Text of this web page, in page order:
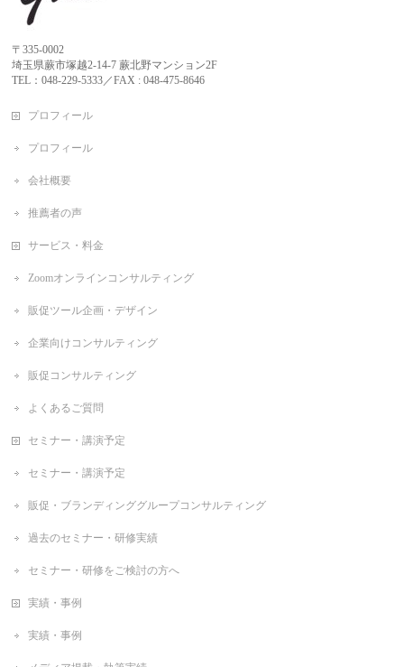
〒335-0002
埼玉県蕨市塚越2-14-7 蕨北野マンション2F
TEL：048-229-5333／FAX : 048-475-8646
プロフィール
プロフィール
会社概要
推薦者の声
サービス・料金
Zoomオンラインコンサルティング
販促ツール企画・デザイン
企業向けコンサルティング
販促コンサルティング
よくあるご質問
セミナー・講演予定
セミナー・講演予定
販促・ブランディンググループコンサルティング
過去のセミナー・研修実績
セミナー・研修をご検討の方へ
実績・事例
実績・事例